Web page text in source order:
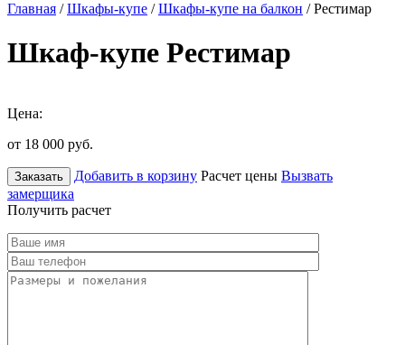
Главная /Шкафы-купе /Шкафы-купе на балкон / Рестимар
Шкаф-купе Рестимар
Цена:
от 18 000 руб.
Заказать Добавить в корзину Расчет цены Вызвать
замерщика
Получить расчет